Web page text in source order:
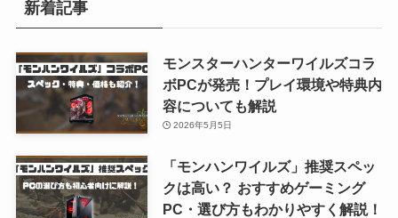
新着記事
モンスターハンターワイルズコラ
ボPCが発売！プレイ環境や特典内
容についても解説
2026年5月5日
「モンハンワイルズ」推奨スペッ
クは高い？ おすすめゲーミング
PC・選び方もわかりやすく解説！